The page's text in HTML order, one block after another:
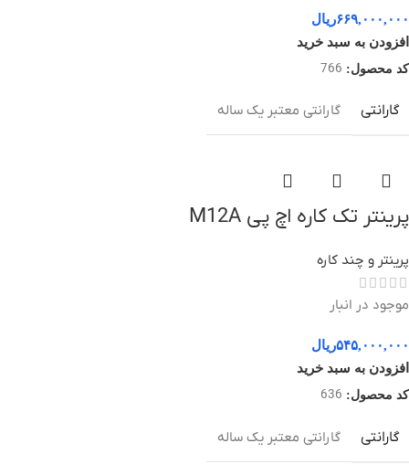
۶۶۹,۰۰۰,۰۰۰ریال
افزودن به سبد خرید
کد محصول: 766
گارانتی گارانتی معتبر یک ساله
پرینتر تک کاره اچ پی M12A
پرینتر و چند کاره
موجود در انبار
۵۴۵,۰۰۰,۰۰۰ریال
افزودن به سبد خرید
کد محصول: 636
گارانتی گارانتی معتبر یک ساله